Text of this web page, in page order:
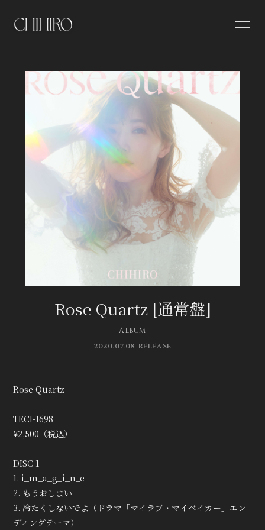
PROFILE
DISCOGRAPHY
WORKS
VIDEO
Contact
BLOG
MOVIE
無料会員登録 ログイン
Rose Quartz [通常盤]
ALBUM
2020.07.08 RELEASE
Rose Quartz
TECI-1698
¥2,500（税込）
DISC 1
1. i_m_a_g_i_n_e
2. もうおしまい
3. 冷たくしないでよ（ドラマ「マイラブ・マイベイカー」エン
ディングテーマ）